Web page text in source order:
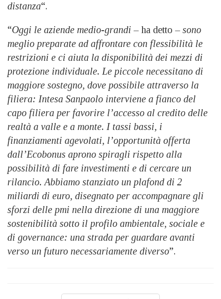
distanza“.
“Oggi le aziende medio-grandi – ha detto– sono
meglio preparate ad affrontare con flessibilità le
restrizioni e ci aiuta la disponibilità dei mezzi di
protezione individuale. Le piccole necessitano di
maggiore sostegno, dove possibile attraverso la
filiera: Intesa Sanpaolo interviene a fianco del
capo filiera per favorire l’accesso al credito delle
realtà a valle e a monte. I tassi bassi, i
finanziamenti agevolati, l’opportunità offerta
dall’Ecobonus aprono spiragli rispetto alla
possibilità di fare investimenti e di cercare un
rilancio. Abbiamo stanziato un plafond di 2
miliardi di euro, disegnato per accompagnare gli
sforzi delle pmi nella direzione di una maggiore
sostenibilità sotto il profilo ambientale, sociale e
di governance: una strada per guardare avanti
verso un futuro necessariamente diverso”.